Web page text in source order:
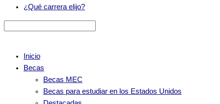
¿Qué carrera elijo?
Inicio
Becas
Becas MEC
Becas para estudiar en los Estados Unidos